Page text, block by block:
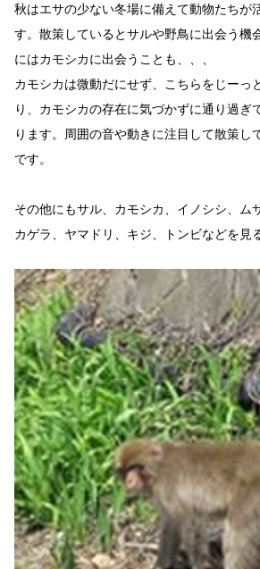
秋はエサの少ない冬場に備えて動物たちが
す。散策しているとサルや野鳥に出会う機
にはカモシカに出会うことも、、、
カモシカは微動だにせず、こちらをじーっ
り、カモシカの存在に気づかずに通り過ぎ
ります。周囲の音や動きに注目して散策し
です。
その他にもサル、カモシカ、イノシシ、ム
カゲラ、ヤマドリ、キジ、トンビなどを見